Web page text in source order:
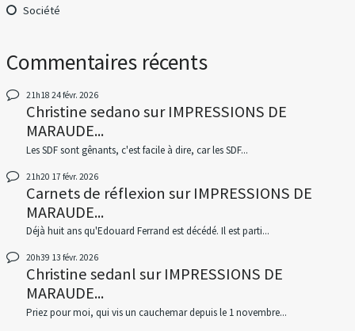
Société
Commentaires récents
21h18 24févr. 2026
Christine sedanosurIMPRESSIONS DE
MARAUDE...
Les SDF sont gênants, c'est facile à dire, car les SDF...
21h20 17 févr. 2026
Carnets de réflexion surIMPRESSIONS DE
MARAUDE...
Déjà huit ans qu'Edouard Ferrand est décédé. Il est parti...
20h39 13 févr. 2026
Christine sedanlsurIMPRESSIONS DE
MARAUDE...
Priez pour moi, qui vis un cauchemar depuis le 1 novembre...